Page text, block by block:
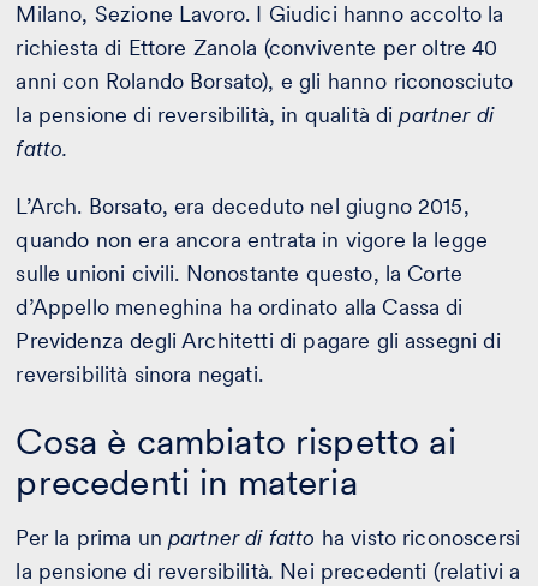
Milano, Sezione Lavoro. I Giudici hanno accolto la
richiesta di Ettore Zanola (convivente per oltre 40
anni con Rolando Borsato), e gli hanno riconosciuto
la pensione di reversibilità, in qualità dipartner di
fatto.
L’Arch. Borsato, era deceduto nel giugno 2015,
quando non era ancora entrata in vigore la legge
sulle unioni civili. Nonostante questo, la Corte
d’Appello meneghina ha ordinato alla Cassa di
Previdenza degli Architetti di pagare gli assegni di
reversibilità sinora negati.
Cosa è cambiato rispetto ai
precedenti in materia
Per la prima un partner di fatto ha visto riconoscersi
la pensione di reversibilità. Nei precedenti (relativi a